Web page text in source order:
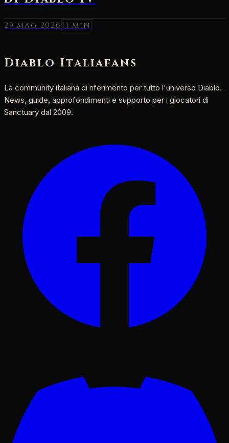
29 mag 2026 11 min
Diablo Italiafans
La community italiana di riferimento per tutto l'universo Diablo.
News, guide, approfondimenti e supporto per i giocatori di
Sanctuary dal 2009.